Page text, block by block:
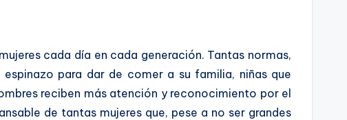
cada día en cada generación. Tantas normas,
para dar de comer a su familia, niñas que
reciben más atención y reconocimiento por el
de tantas mujeres que, pese a no ser grandes